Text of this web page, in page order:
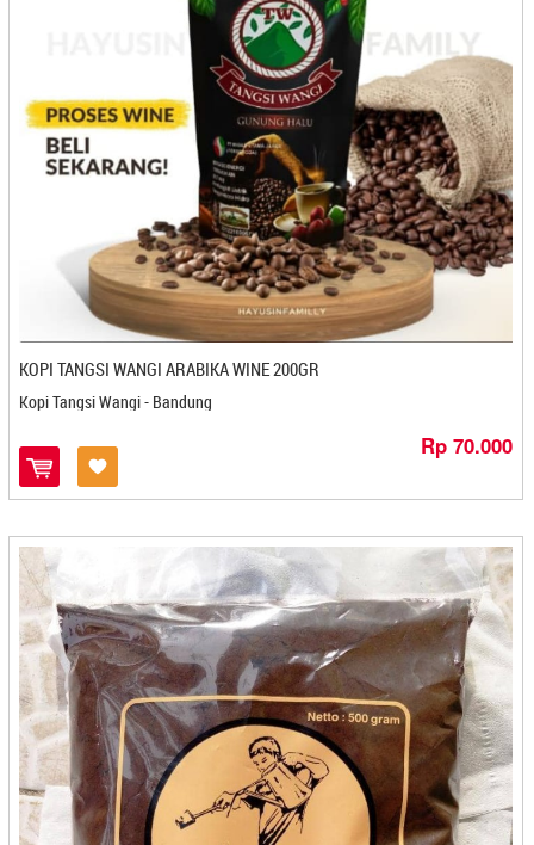
Charaos - Cilegon
Charisdho - Banjarbaru
Charlotte Corner - Denpasar
Chili Bags - Bogor
Chocolate Monggo - Jogjakarta
Chocolicious - Makasar
Cimol Candu - Bandung
Cireng Cipaganti - Bandung
Cireng Kamsia - Bandung
Citra Kopi - Pangkal Pinang
Citra Sari - Banjarmasin
Coklat Jaya - Yogyakarta
Coklat Tugu - Yogyakarta
Cokrotela Cake - Yogyakarta
Criwis - Bontang
Cuanki Babang - Cilegon
CV Karya Boga Jaya - Semarang
CV Karya Boga Jaya - Semarang
CV. Berkah Impian Bersama - Banjarbaru
CV. Ghaza Catering - Kediri
CV. Itrade Intl - Bekasi
CV. Kaleb Berkah - Gorontalo
CV. Mirando - Pangkal Pinang
CV. Muda Kopi Indonesia - Medan
CV. Prima Rasa - Bandung
CV. Rosalia Jaya - Bandung
KOPI TANGSI WANGI ARABIKA WINE 200GR
Kopi Tangsi Wangi - Bandung
Rp 70.000